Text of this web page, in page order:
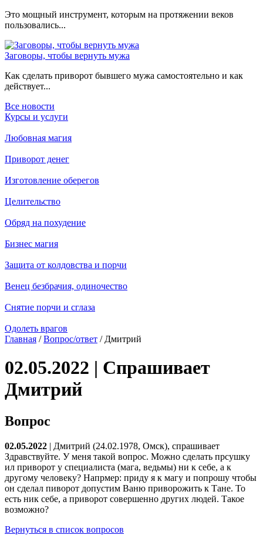
Это мощный инструмент, которым на протяжении веков
пользовались...
Заговоры, чтобы вернуть мужа
Как сделать приворот бывшего мужа самостоятельно и как
действует...
Все новости
Курсы и услуги
Любовная магия
Приворот денег
Изготовление оберегов
Целительство
Обряд на похудение
Бизнес магия
Защита от колдовства и порчи
Венец безбрачия, одиночество
Снятие порчи и сглаза
Одолеть врагов
Главная /Вопрос/ответ / Дмитрий
02.05.2022 | Спрашивает
Дмитрий
Вопрос
02.05.2022 | Дмитрий (24.02.1978, Омск), спрашивает
Здравствуйте. У меня такой вопрос. Можно сделать прсушку
ил приворот у специалиста (мага, ведьмы) ни к себе, а к
другому человеку? Напрмер: приду я к магу и попрошу чтобы
он сделал пиворот допустим Ваню приворожить к Тане. То
есть ник себе, а приворот совершенно других людей. Такое
возможно?
Вернуться в список вопросов